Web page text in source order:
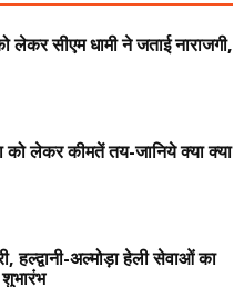
लेकर सीएम धामी ने जताई नाराजगी,
को लेकर कीमतें तय-जानिये क्या क्या
हल्द्वानी-अल्मोड़ा हेली सेवाओं का